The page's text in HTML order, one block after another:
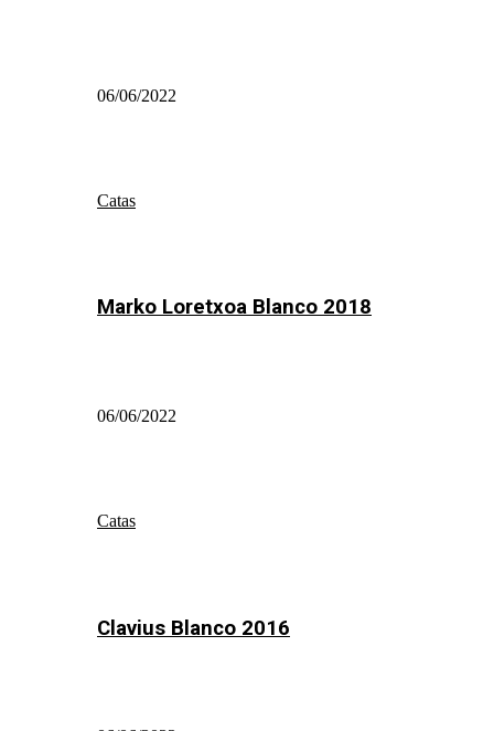
06/06/2022
Catas
Marko Loretxoa Blanco 2018
06/06/2022
Catas
Clavius Blanco 2016